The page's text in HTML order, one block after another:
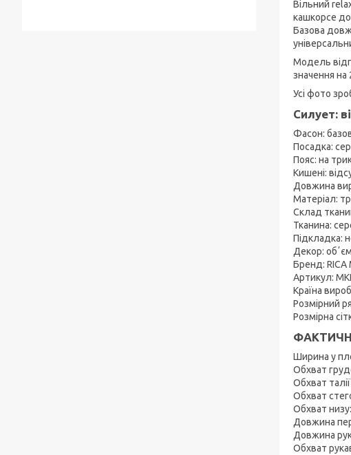
Вільний
кашкорсе
Базова
Модель
значення на
Усі фото
Силует:
Фасон:
Посадка:
Пояс: на
Кишені:
Довжина
Матеріал:
Склад
Тканина:
Підкладка:
Декор:
Бренд: RICA
Артикул:
Країна
Розмірний
Розмірна
Ширина у
Обхват
Обхват
Обхват
Обхват
Довжина
Довжина
Обхват